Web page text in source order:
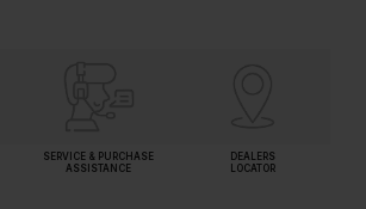
SERVICE & PURCHASE
ASSISTANCE
DEALERS
LOCATOR